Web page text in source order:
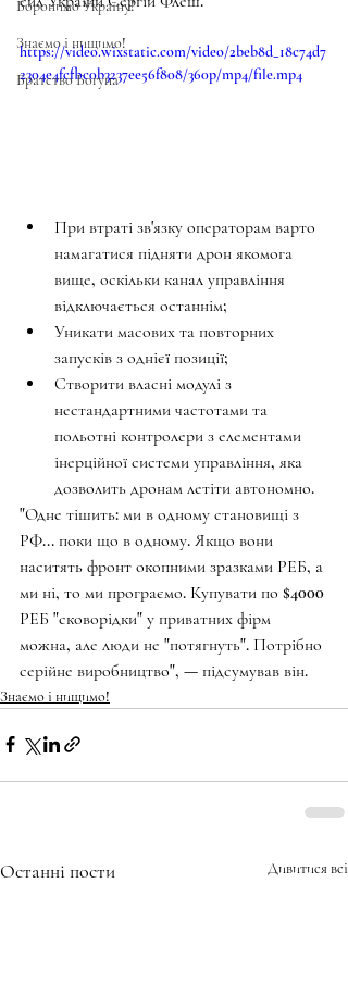
Боронимо Україну!
Знаємо і нищимо!
Братство Богуна
https://video.wixstatic.com/video/2beb8d_18c74d7
2304e4fcfbc0b3237ee56f808/360p/mp4/file.mp4
При втраті зв'язку операторам варто
намагатися підняти дрон якомога
вище, оскільки канал управління
відключається останнім;
Уникати масових та повторних
запусків з однієї позиції;
Створити власні модулі з
нестандартними частотами та
польотні контролери з елементами
інерційної системи управління, яка
дозволить дронам летіти автономно.
"Одне тішить: ми в одному становищі з
РФ... поки що в одному. Якщо вони
наситять фронт окопними зразками РЕБ, а
ми ні, то ми програємо. Купувати по $4000
РЕБ "сковорідки" у приватних фірм
можна, але люди не "потягнуть". Потрібно
серійне виробництво", — підсумував він.
Знаємо і нищимо!
Останні пости Дивитися всі